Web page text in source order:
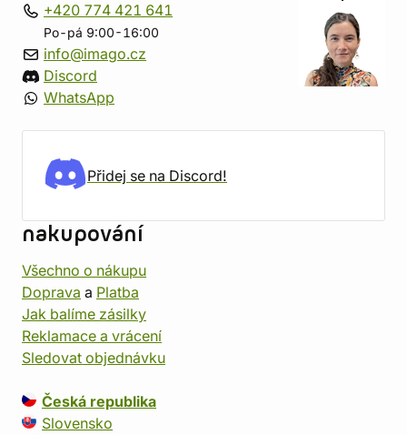
+420 774 421 641
Po-pá 9:00-16:00
info@imago.cz
Discord
WhatsApp
Přidej se na Discord!
nakupování
Všechno o nákupu
Doprava a Platba
Jak balíme zásilky
Reklamace a vrácení
Sledovat objednávku
Česká republika
Slovensko